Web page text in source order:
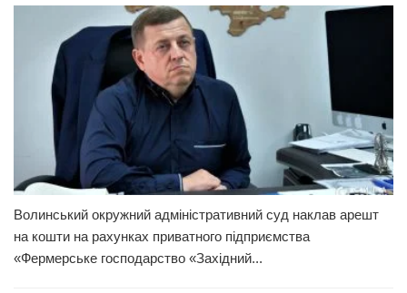
Волинський окружний адміністративний суд наклав арешт
на кошти на рахунках приватного підприємства
«Фермерське господарство «Західний...